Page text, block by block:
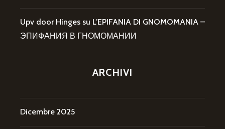
Upv door Hinges su L’EPIFANIA DI GNOMOMANIA –
ЭПИФАНИЯ В ГНОМОМАНИИ
ARCHIVI
Dicembre 2025